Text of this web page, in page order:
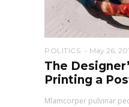
POLITICS May 26,
The
Printing a
Mlamcorper pulvinar